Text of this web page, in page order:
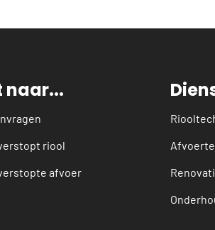
naar...
riool
afvoer